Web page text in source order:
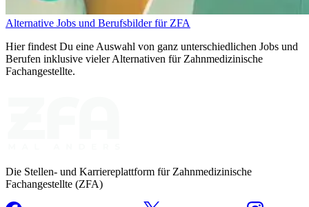
Alternative Jobs und Berufsbilder für ZFA
Hier findest Du eine Auswahl von ganz unterschiedlichen Jobs und
Berufen inklusive vieler Alternativen für Zahnmedizinische
Fachangestellte.
Die Stellen- und Karriereplattform für Zahnmedizinische
Fachangestellte (ZFA)